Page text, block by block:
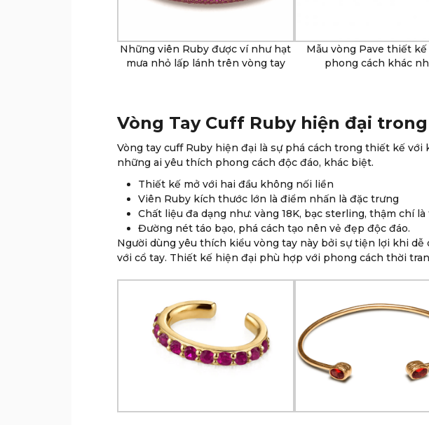
Những viên Ruby được ví như hạt
mưa nhỏ lấp lánh trên vòng tay
Mẫu vòng Pave thiết
phong cách khác
Vòng Tay Cuff Ruby hiện đại
Vòng tay cuff Ruby hiện đại là sự phá cách trong thiết kế
những ai yêu thích phong cách độc đáo, khác biệt.
Thiết kế mở với hai đầu không nối liền
Viên Ruby kích thước lớn là điểm nhấn là đặc trưng
Chất liệu đa dạng như: vàng 18K, bạc sterling, thậm chí
Đường nét táo bạo, phá cách tạo nên vẻ đẹp độc đáo.
Người dùng yêu thích kiểu vòng tay này bởi sự tiện lợi khi
với cổ tay. Thiết kế hiện đại phù hợp với phong cách thời